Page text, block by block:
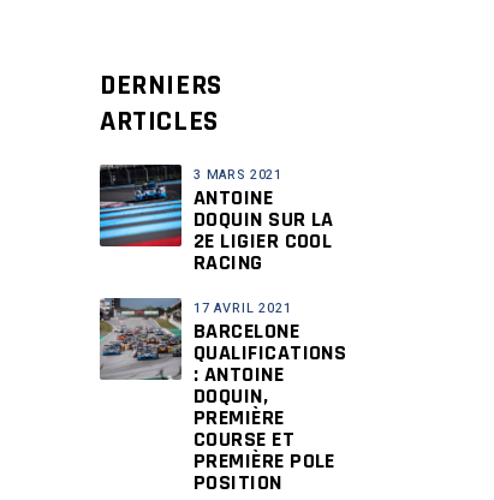
DERNIERS
ARTICLES
3 MARS 2021
ANTOINE
DOQUIN SUR LA
2E LIGIER COOL
RACING
17 AVRIL 2021
BARCELONE
QUALIFICATIONS
: ANTOINE
DOQUIN,
PREMIÈRE
COURSE ET
PREMIÈRE POLE
POSITION